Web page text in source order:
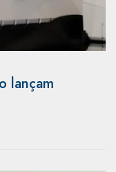
lançam